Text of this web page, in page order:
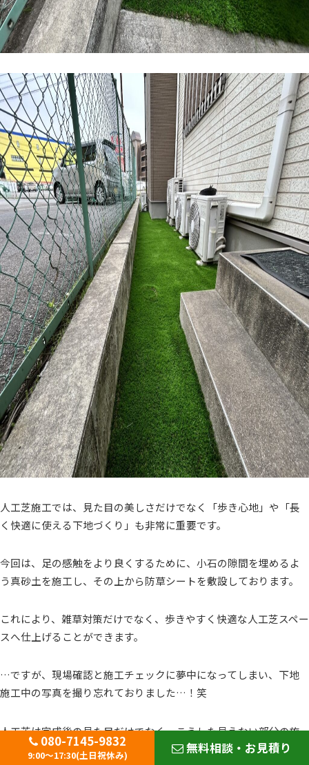
人工芝施工では、見た目の美しさだけでなく「歩き心地」や「長
く快適に使える下地づくり」も非常に重要です。
今回は、足の感触をより良くするために、小石の隙間を埋めるよ
う真砂土を施工し、その上から防草シートを敷設しております。
これにより、雑草対策だけでなく、歩きやすく快適な人工芝スペー
スへ仕上げることができます。
…ですが、現場確認と施工チェックに夢中になってしまい、下地
施工中の写真を撮り忘れておりました…！笑
人工芝は完成後の見た目だけでなく、こうした見えない部分の施
工品質によって耐久性や使い心地が大きく変わります。
080-7145-9832
9:00～17:30(土日祝休み) 無料相談・お見積り